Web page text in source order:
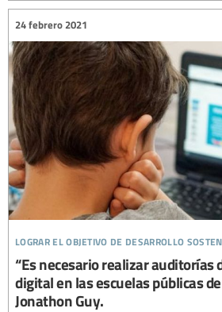
lograr el objetivo de desarrollo
24 febrero 2021
“Es necesario realizar auditorías
digital en las escuelas públicas
Jonathon Guy.